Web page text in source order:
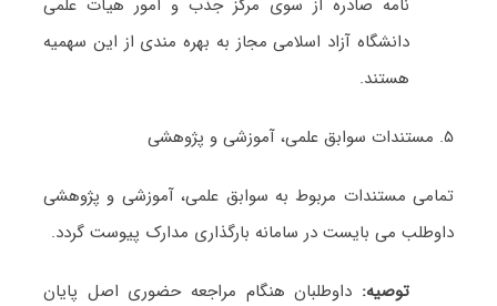
دانشگاه آزاد اسلامی مجاز به بهره مندی از این سهمیه
هستند.
۵. مستندات سوابق علمی، آموزشی و پژوهشی
تمامی مستندات مربوط به سوابق علمی، آموزشی و پژوهشی
داوطلب می بایست در سامانه بارگذاری مدارک پیوست گردد.
توصیه: داوطلبان هنگام مراجعه حضوری اصل پایان